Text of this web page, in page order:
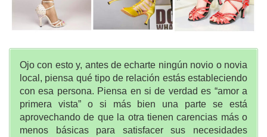
Ojo con esto y, antes de echarte ningún novio o novia
local, piensa qué tipo de relación estás estableciendo
con esa persona. Piensa en si de verdad es “amor a
primera vista” o si más bien una parte se está
aprovechando de que la otra tienen carencias más o
menos básicas para satisfacer sus necesidades